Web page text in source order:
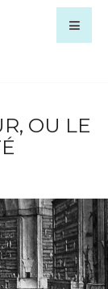
OU LE